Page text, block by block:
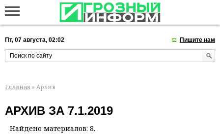
Пт, 07 августа, 02:02 Пишите нам
Главная » Архив
АРХИВ ЗА 7.1.2019
Найдено материалов: 8.